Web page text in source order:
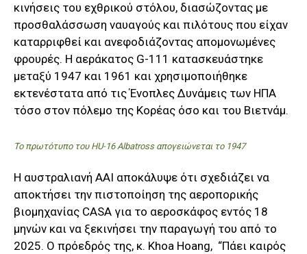
κινήσεις του εχθρικού στόλου, διασώζοντας με
προσθαλάσσωση ναυαγούς και πιλότους που είχαν
καταρριφθεί και ανεφοδιάζοντας απομονωμένες
φρουρές. Η αεράκατος G-111 κατασκευάστηκε
μεταξύ 1947 και 1961 και χρησιμοποιήθηκε
εκτενέστατα από τις Ένοπλες Δυνάμεις των ΗΠΑ
τόσο στον πόλεμο της Κορέας όσο και του Βιετνάμ.
Το πρωτότυπο του HU-16 Albatross απογειώνεται το 1947
Η αυστραλιανή AAI αποκάλυψε ότι σχεδιάζει να
αποκτήσει την πιστοποίηση της αεροπορικής
βιομηχανίας CASA για το αεροσκάφος εντός 18
μηνών και να ξεκινήσει την παραγωγή του από το
2025. Ο πρόεδρός της, κ. Khoa Hoang, “Πάει καιρός